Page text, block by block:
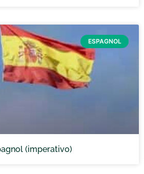
ESPAGNOL
(imperativo)